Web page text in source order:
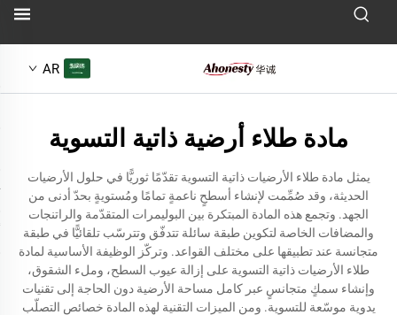
AR
مادة طلاء أرضية ذاتية التسوية
يمثل مادة طلاء الأرضيات ذاتية التسوية تقدّمًا ثوريًّا في حلول الأرضيات
الحديثة، وقد صُمِّمت لإنشاء أسطحٍ ناعمةٍ تمامًا ومُستويةٍ بحدّ أدنى من
الجهد. وتجمع هذه المادة المبتكرة بين البوليمرات المتقدّمة والراتنجات
والمضافات الخاصة لتكوين طبقة سائلة تتدفّق وتترسّب تلقائيًّا في طبقة
متجانسة عند تطبيقها على مختلف القواعد. وتركّز الوظيفة الأساسية لمادة
طلاء الأرضيات ذاتية التسوية على إزالة عيوب السطح، وملء الشقوق،
وإنشاء سمكٍ متجانسٍ عبر كامل مساحة الأرضية دون الحاجة إلى تقنيات
يدوية موسّعة للتسوية. ومن الميزات التقنية لهذه المادة خصائص التصلّب